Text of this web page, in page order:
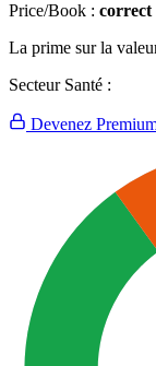
Price/Book : correct
La prime sur la
Secteur Santé :
Devenez